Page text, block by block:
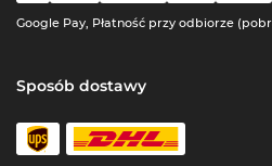
Google Pay, Płatność przy odbiorze
Sposób dostawy